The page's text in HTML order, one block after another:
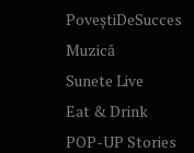
PoveștiDeSucces
Muzică
Sunete Live
Eat & Drink
POP-UP Stories